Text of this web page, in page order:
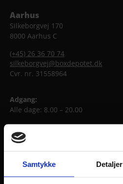
Samtykke Detaljer
Aarhus
Silkeborgvej 170
8000 Aarhus C
(+45) 26 36 70 74
silkeborgvej@boxdepotet.dk
Cvr. nr. 31558964
Adgang:
Alle dage: 8.00 – 20.00
Telefontider:
Man-fre: 9.00 – 17.00
Randers / Hadsten
Afdeling A